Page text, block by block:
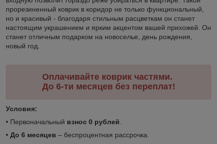
прорезиненный коврик в коридор не только функциональный,
но и красивый - благодаря стильным расцветкам он станет
настоящим украшением и ярким акцентом вашей прихожей. Он
станет отличным подарком на новоселье, день рождения,
новый год.
Оплачивайте коврик частями.
До 6-ти месяцев без переплат!
Условия:
• Первоначальный взнос 0 рублей
• До 6 месяцев – беспроцентная рассрочка.